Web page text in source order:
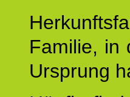
Familie, in
Ursprung